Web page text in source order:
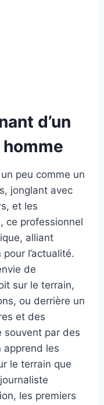
d’un
peu comme un
jonglant avec
et les
ce professionnel
alliant
l’actualité.
de
sur le terrain,
ou derrière un
et des
souvent par des
apprend les
le terrain que
les premiers